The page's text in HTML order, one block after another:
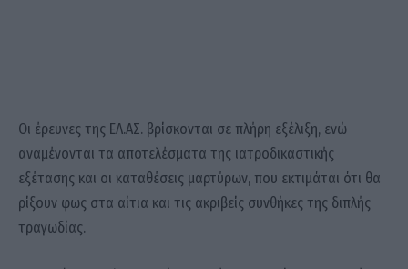
Οι έρευνες της ΕΛ.ΑΣ. βρίσκονται σε πλήρη εξέλιξη, ενώ
αναμένονται τα αποτελέσματα της ιατροδικαστικής
εξέτασης και οι καταθέσεις μαρτύρων, που εκτιμάται ότι θα
ρίξουν φως στα αίτια και τις ακριβείς συνθήκες της διπλής
τραγωδίας.